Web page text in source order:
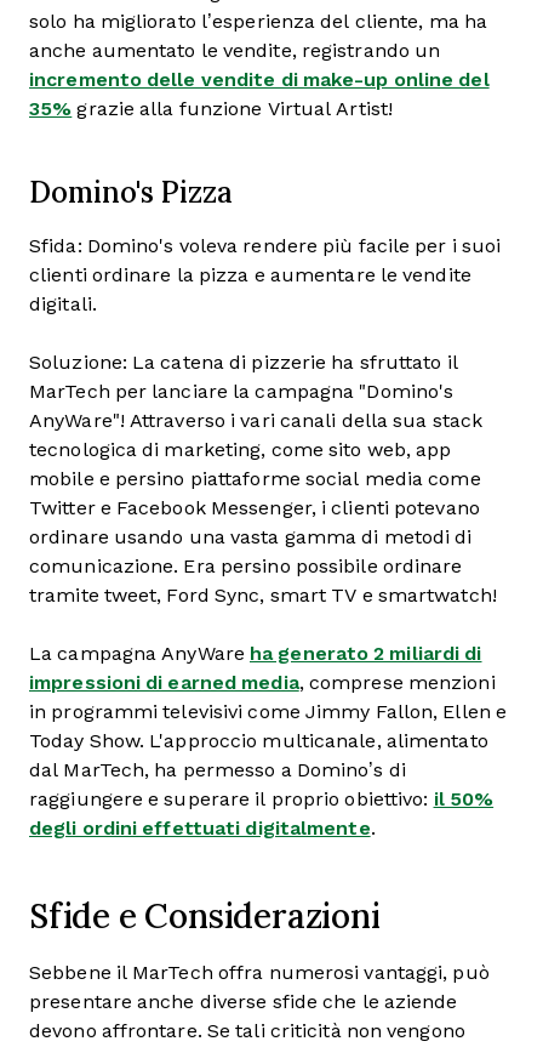
solo ha migliorato l’esperienza del cliente, ma ha
anche aumentato le vendite, registrando un
incremento delle vendite di make-up online del
35% grazie alla funzione Virtual Artist!
Domino's Pizza
Sfida: Domino's voleva rendere più facile per i suoi
clienti ordinare la pizza e aumentare le vendite
digitali.
Soluzione: La catena di pizzerie ha sfruttato il
MarTech per lanciare la campagna "Domino's
AnyWare"! Attraverso i vari canali della sua stack
tecnologica di marketing, come sito web, app
mobile e persino piattaforme social media come
Twitter e Facebook Messenger, i clienti potevano
ordinare usando una vasta gamma di metodi di
comunicazione. Era persino possibile ordinare
tramite tweet, Ford Sync, smart TV e smartwatch!
La campagna AnyWare ha generato 2 miliardi di
impressioni di earned media, comprese menzioni
in programmi televisivi come Jimmy Fallon, Ellen e
Today Show. L'approccio multicanale, alimentato
dal MarTech, ha permesso a Domino’s di
raggiungere e superare il proprio obiettivo: il 50%
degli ordini effettuati digitalmente.
Sfide e Considerazioni
Sebbene il MarTech offra numerosi vantaggi, può
presentare anche diverse sfide che le aziende
devono affrontare. Se tali criticità non vengono